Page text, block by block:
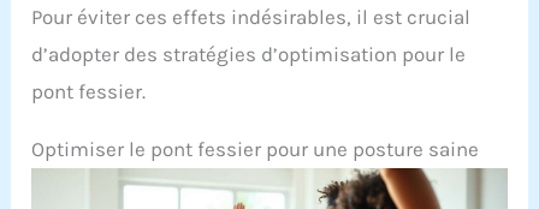
Pour éviter ces effets indésirables, il est crucial
d’adopter des stratégies d’optimisation pour le
pont fessier.
Optimiser le pont fessier pour une posture saine